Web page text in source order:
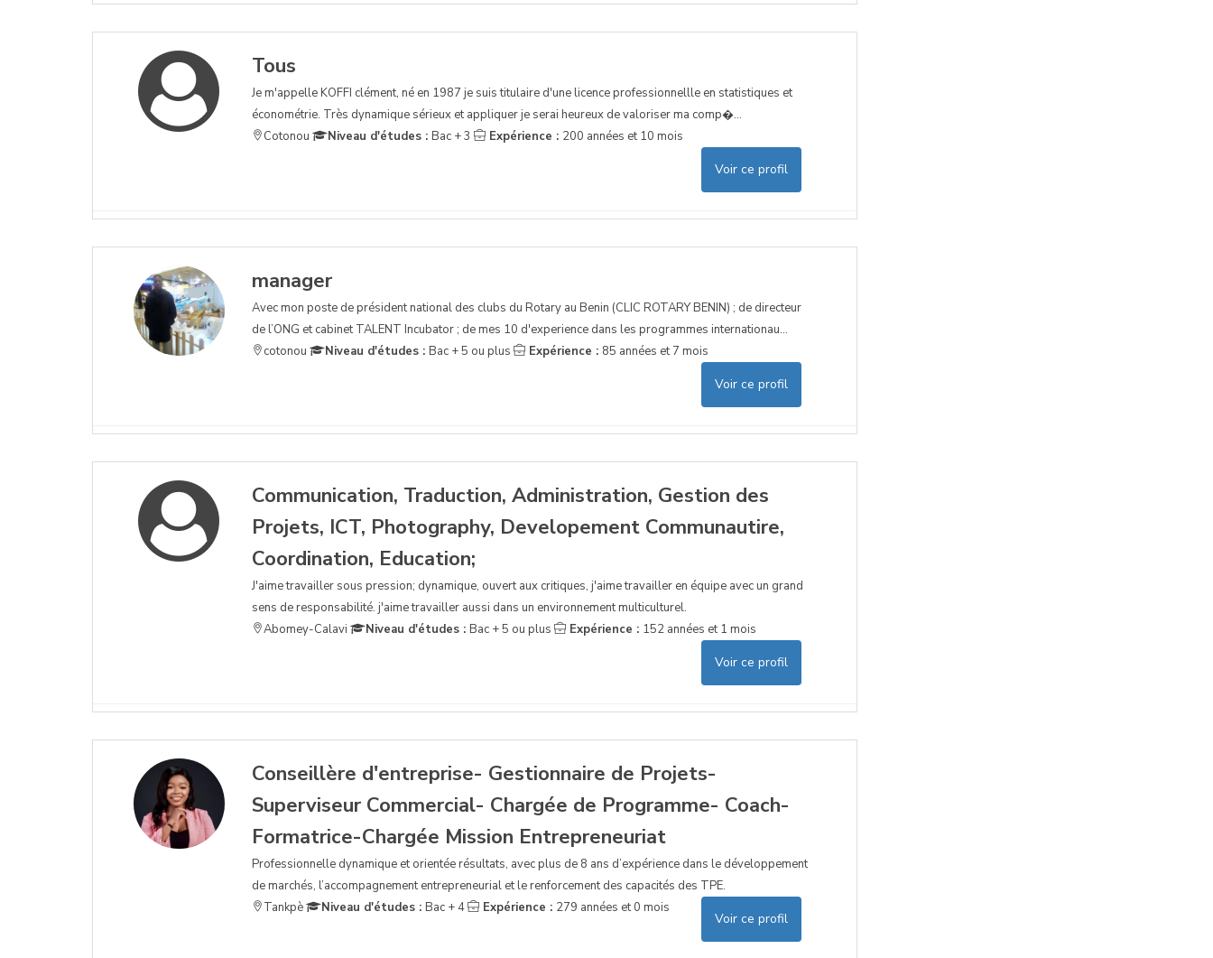
Tous
Je m'appelle KOFFI clément, né en 1987 je suis titulaire d'une licence professionnellle en statistiques et
économétrie. Très dynamique sérieux et appliquer je serai heureux de valoriser ma comp�...
Cotonou
Niveau d'études : Bac + 3 Expérience : 200 années et 10 mois
Voir ce profil
manager
Avec mon poste de président national des clubs du Rotary au Benin (CLIC ROTARY BENIN) ; de directeur
de l’ONG et cabinet TALENT Incubator ; de mes 10 d'experience dans les programmes internationau...
cotonou
Niveau d'études : Bac + 5 ou plus Expérience : 85 années et 7 mois
Voir ce profil
Communication, Traduction, Administration, Gestion des
Projets, ICT, Photography, Developement Communautire,
Coordination, Education;
J'aime travailler sous pression; dynamique, ouvert aux critiques, j'aime travailler en équipe avec un grand
sens de responsabilité. j'aime travailler aussi dans un environnement multiculturel.
Abomey-Calavi
Niveau d'études : Bac + 5 ou plus Expérience : 152 années et 1 mois
Voir ce profil
Conseillère d'entreprise- Gestionnaire de Projets-
Superviseur Commercial- Chargée de Programme- Coach-
Formatrice-Chargée Mission Entrepreneuriat
Professionnelle dynamique et orientée résultats, avec plus de 8 ans d’expérience dans le développement
de marchés, l’accompagnement entrepreneurial et le renforcement des capacités des TPE.
Tankpè
Niveau d'études : Bac + 4 Expérience : 279 années et 0 mois
Voir ce profil